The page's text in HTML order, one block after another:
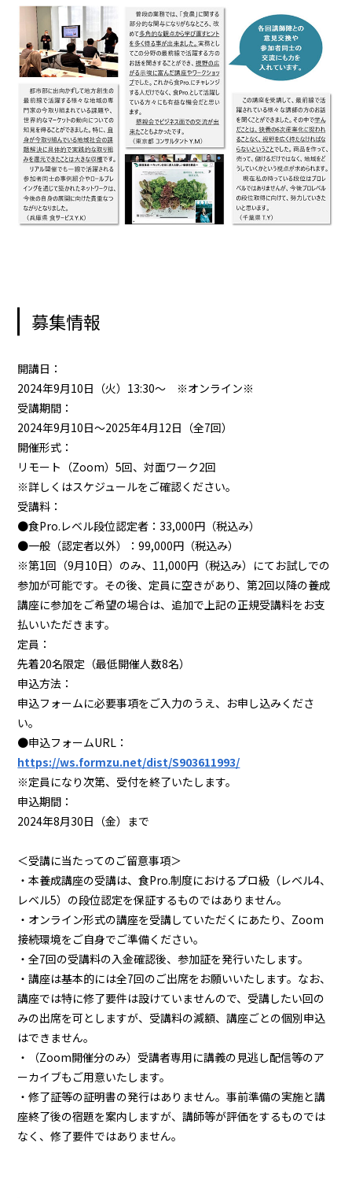
募集情報
開講日：
2024年9月10日（火）13:30～ ※オンライン※
受講期間：
2024年9月10日～2025年4月12日（全7回）
開催形式：
リモート（Zoom）5回、対面ワーク2回
※詳しくはスケジュールをご確認ください。
受講料：
●食Pro.レベル段位認定者：33,000円（税込み）
●一般（認定者以外）：99,000円（税込み）
※第1回（9月10日）のみ、11,000円（税込み）にてお試しでの
参加が可能です。その後、定員に空きがあり、第2回以降の養成
講座に参加をご希望の場合は、追加で上記の正規受講料をお支
払いいただきます。
定員：
先着20名限定（最低開催人数8名）
申込方法：
申込フォームに必要事項をご入力のうえ、お申し込みくださ
い。
●申込フォームURL：
https://ws.formzu.net/dist/S903611993/
※定員になり次第、受付を終了いたします。
申込期間：
2024年8月30日（金）まで
＜受講に当たってのご留意事項＞
・本養成講座の受講は、食Pro.制度におけるプロ級（レベル4、
レベル5）の段位認定を保証するものではありません。
・オンライン形式の講座を受講していただくにあたり、Zoom
接続環境をご自身でご準備ください。
・全7回の受講料の入金確認後、参加証を発行いたします。
・講座は基本的には全7回のご出席をお願いいたします。なお、
講座では特に修了要件は設けていませんので、受講したい回の
みの出席を可としますが、受講料の減額、講座ごとの個別申込
はできません。
・（Zoom開催分のみ）受講者専用に講義の見逃し配信等のア
ーカイブもご用意いたします。
・修了証等の証明書の発行はありません。事前準備の実施と講
座終了後の宿題を案内しますが、講師等が評価をするものでは
なく、修了要件ではありません。